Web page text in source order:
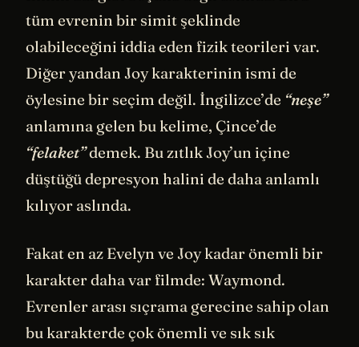
tüm evrenin bir simit şeklinde
olabileceğini iddia eden fizik teorileri var.
Diğer yandan Joy karakterinin ismi de
öylesine bir seçim değil. İngilizce’de “neşe”
anlamına gelen bu kelime, Çince’de
“felaket”demek. Bu zıtlık Joy’un içine
düştüğü depresyon halini de daha anlamlı
kılıyor aslında.
Fakat en az Evelyn ve Joy kadar önemli bir
karakter daha var filmde: Waymond.
Evrenler arası sıçrama gerecine sahip olan
bu karakterde çok önemli ve sık sık